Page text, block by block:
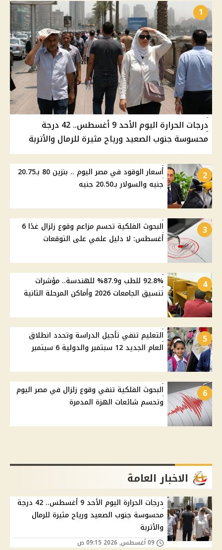
1
درجات الحرارة اليوم الأحد 9 أغسطس.. 42 درجة
محسوسة جنوب الصعيد ورياح مثيرة للرمال والأتربة
2
أسعار الوقود في مصر اليوم .. بنزين 80 بـ20.75
جنيه والسولار بـ20.50 جنيه
3
البحوث الفلكية تحسم مزاعم وقوع زلزال غدًا 6
أغسطس: لا دليل علمي على التوقعات
4
92.8% للطب و87.9% للهندسة.. مؤشرات
تنسيق الجامعات 2026 وأماكن المرحلة الثانية
5
التعليم تنفي تأجيل الدراسة وتحدد انطلاق
العام الجديد 12 سبتمبر والدولية 6 سبتمبر
6
البحوث الفلكية تنفي وقوع زلزال في مصر اليوم
وتحسم شائعات الهزة المدمرة
الاخبار العامة
درجات الحرارة اليوم الأحد 9 أغسطس.. 42 درجة
محسوسة جنوب الصعيد ورياح مثيرة للرمال
والأتربة